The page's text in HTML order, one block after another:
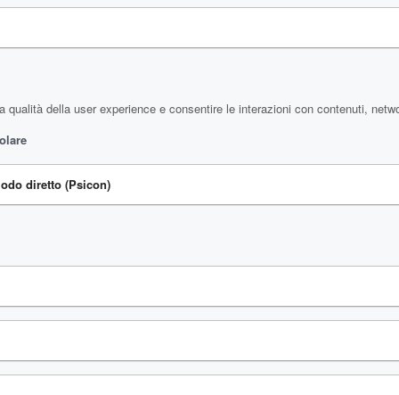
della user experience e consentire le interazioni con contenuti,
diretto (Psicon)